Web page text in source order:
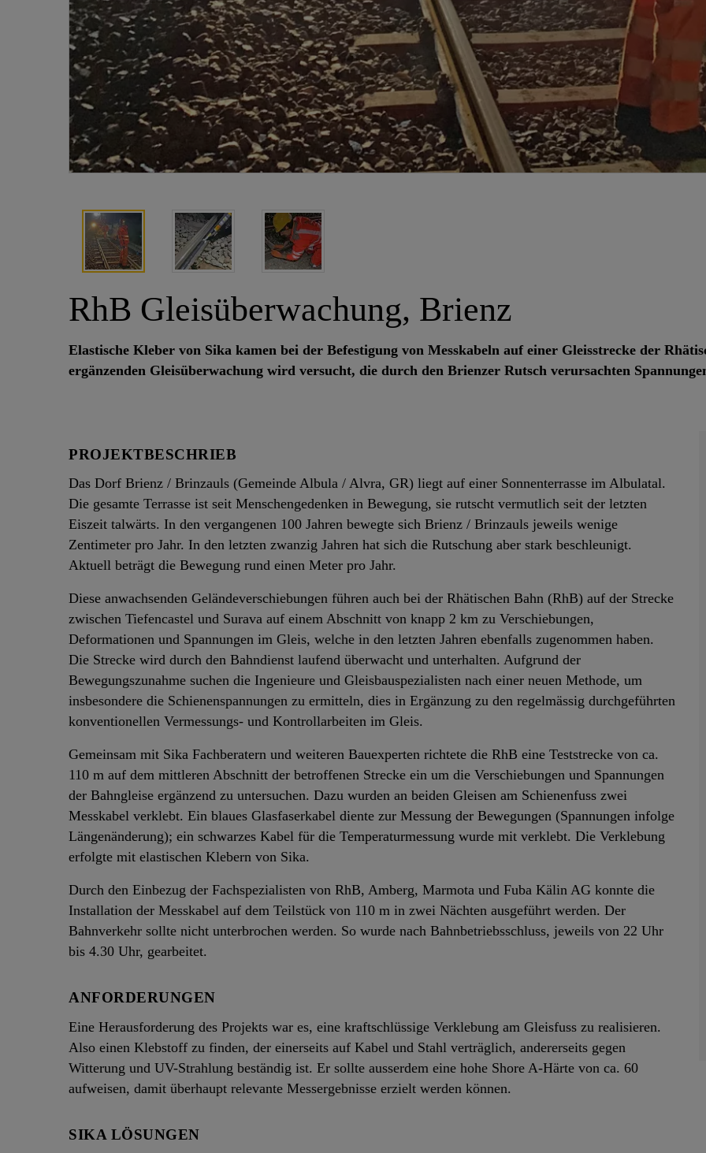
RhB Gleisüberwachung, Brienz
Elastische Kleber von Sika kamen bei der Befestigung von Messkabeln auf einer Gleisstrecke der
ergänzenden Gleisüberwachung wird versucht, die durch den Brienzer Rutsch verursachten
PROJEKTBESCHRIEB
Das Dorf Brienz / Brinzauls (Gemeinde Albula / Alvra, GR) liegt auf einer Sonnenterrasse im Albulatal.
Die gesamte Terrasse ist seit Menschengedenken in Bewegung, sie rutscht vermutlich seit der letzten
Eiszeit talwärts. In den vergangenen 100 Jahren bewegte sich Brienz / Brinzauls jeweils wenige
Zentimeter pro Jahr. In den letzten zwanzig Jahren hat sich die Rutschung aber stark beschleunigt.
Aktuell beträgt die Bewegung rund einen Meter pro Jahr.
Diese anwachsenden Geländeverschiebungen führen auch bei der Rhätischen Bahn (RhB) auf der Strecke
zwischen Tiefencastel und Surava auf einem Abschnitt von knapp 2 km zu Verschiebungen,
Deformationen und Spannungen im Gleis, welche in den letzten Jahren ebenfalls zugenommen haben.
Die Strecke wird durch den Bahndienst laufend überwacht und unterhalten. Aufgrund der
Bewegungszunahme suchen die Ingenieure und Gleisbauspezialisten nach einer neuen Methode, um
insbesondere die Schienenspannungen zu ermitteln, dies in Ergänzung zu den regelmässig durchgeführten
konventionellen Vermessungs- und Kontrollarbeiten im Gleis.
Gemeinsam mit Sika Fachberatern und weiteren Bauexperten richtete die RhB eine Teststrecke von ca.
110 m auf dem mittleren Abschnitt der betroffenen Strecke ein um die Verschiebungen und Spannungen
der Bahngleise ergänzend zu untersuchen. Dazu wurden an beiden Gleisen am Schienenfuss zwei
Messkabel verklebt. Ein blaues Glasfaserkabel diente zur Messung der Bewegungen (Spannungen infolge
Längenänderung); ein schwarzes Kabel für die Temperaturmessung wurde mit verklebt. Die Verklebung
erfolgte mit elastischen Klebern von Sika.
Durch den Einbezug der Fachspezialisten von RhB, Amberg, Marmota und Fuba Kälin AG konnte die
Installation der Messkabel auf dem Teilstück von 110 m in zwei Nächten ausgeführt werden. Der
Bahnverkehr sollte nicht unterbrochen werden. So wurde nach Bahnbetriebsschluss, jeweils von 22 Uhr
bis 4.30 Uhr, gearbeitet.
ANFORDERUNGEN
Eine Herausforderung des Projekts war es, eine kraftschlüssige Verklebung am Gleisfuss zu realisieren.
Also einen Klebstoff zu finden, der einerseits auf Kabel und Stahl verträglich, andererseits gegen
Witterung und UV-Strahlung beständig ist. Er sollte ausserdem eine hohe Shore A-Härte von ca. 60
aufweisen, damit überhaupt relevante Messergebnisse erzielt werden können.
SIKA LÖSUNGEN